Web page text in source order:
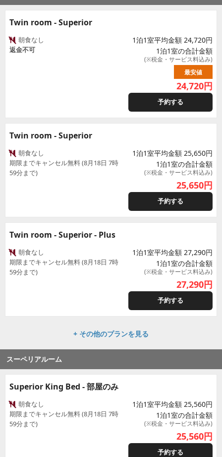
Twin room - Superior
朝食なし
返金不可
1泊1室平均金額 24,720円
1泊1室の合計金額
(※税金・サービス料込み)
最安値
24,720円
予約する
Twin room - Superior
朝食なし
期限までキャンセル無料 (8月18日 7時
59分まで)
1泊1室平均金額 25,650円
1泊1室の合計金額
(※税金・サービス料込み)
25,650円
予約する
Twin room - Superior - Plus
朝食なし
期限までキャンセル無料 (8月18日 7時
59分まで)
1泊1室平均金額 27,290円
1泊1室の合計金額
(※税金・サービス料込み)
27,290円
予約する
+ その他のプランを見る
スーペリアルーム
Superior King Bed - 部屋のみ
朝食なし
期限までキャンセル無料 (8月18日 7時
59分まで)
1泊1室平均金額 25,560円
1泊1室の合計金額
(※税金・サービス料込み)
25,560円
予約する